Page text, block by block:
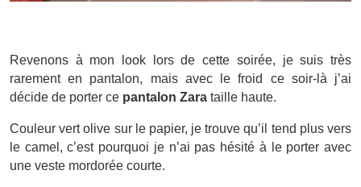
Revenons à mon look lors de cette soirée, je suis très
rarement en pantalon, mais avec le froid ce soir-là j’ai
décide de porter ce pantalon Zara taille haute.
Couleur vert olive sur le papier, je trouve qu’il tend plus vers
le camel, c’est pourquoi je n’ai pas hésité à le porter avec
une veste mordorée courte.